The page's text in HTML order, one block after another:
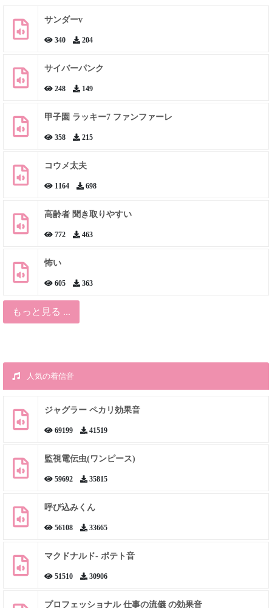
サンダーv
340 204
サイバーパンク
248 149
甲子園 ラッキー7 ファンファーレ
358 215
コウメ太夫
1164 698
高齢者 聞き取りやすい
772 463
怖い
605 363
もっと見る ...
人気の着信音
ジャグラー ペカリ効果音
69199 41519
監視電伝虫(ワンピース)
59692 35815
呼び込みくん
56108 33665
マクドナルド- ポテト音
51510 30906
プロフェッショナル 仕事の流儀 の効果音